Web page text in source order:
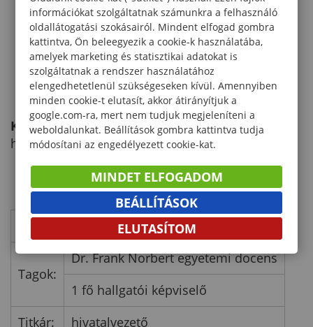
tudományos igényű önképzés elősegítése,
TDK konferenciák szervezése,
adminisztrációja
javaslattétel az OTDK-n való részvételre.
Kari Fegyelmi Bizottság[33/2021. (X. 12.) sz.
határozat]
oktatási dékánhelyettes
Tagok:
Dr. Frank Norbert egyetemi docens
1 fő hallgatói képviselő
Titkár:
hivatalvezető
információkat szolgáltatnak számunkra a felhasználó
oldallátogatási szokásairól. Mindent elfogad gombra
kattintva, Ön beleegyezik a cookie-k használatába,
amelyek marketing és statisztikai adatokat is
szolgáltatnak a rendszer használatához
elengedhetetlenül szükségeseken kívül. Amennyiben
minden cookie-t elutasít, akkor átirányítjuk a
google.com-ra, mert nem tudjuk megjeleníteni a
weboldalunkat. Beállítások gombra kattintva tudja
módosítani az engedélyezett cookie-kat.
MINDET ELFOGADOM
BEÁLLÍTÁSOK
ELUTASÍTOM